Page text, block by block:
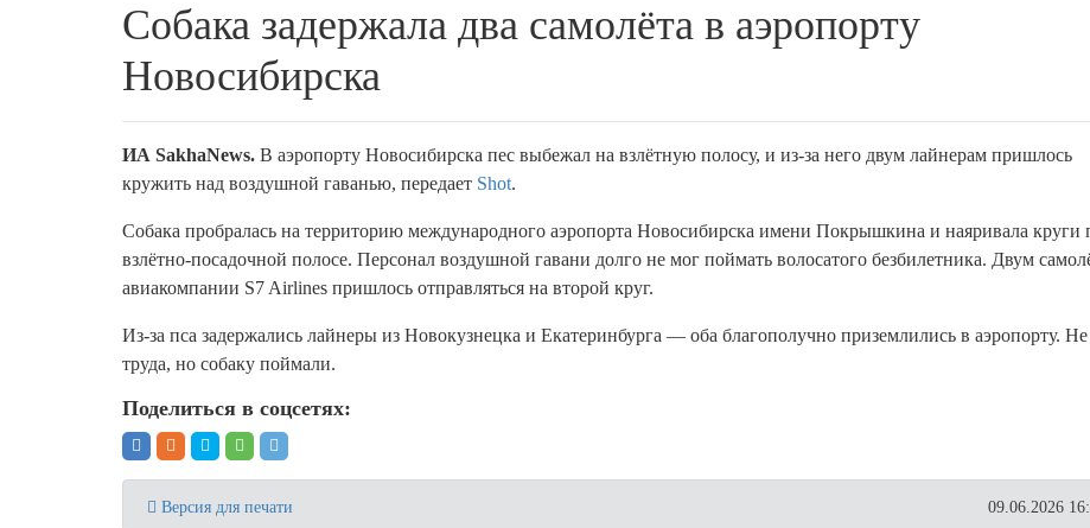
Собака задержала два самолёта в аэропорту
Новосибирска
ИА SakhaNews. В аэропорту Новосибирска пес выбежал на взлётную полосу, и из-за него двум лайнерам пришлось
кружить над воздушной гаванью, передает Shot.
Собака пробралась на территорию международного аэропорта Новосибирска имени Покрышкина и наяривала круги
взлётно-посадочной полосе. Персонал воздушной гавани долго не мог поймать волосатого безбилетника. Двум
авиакомпании S7 Airlines пришлось отправляться на второй круг.
Из-за пса задержались лайнеры из Новокузнецка и Екатеринбурга — оба благополучно приземлились в аэропорту. Не
труда, но собаку поймали.
Поделиться в соцсетях:
Версия для печати 09.06.2026